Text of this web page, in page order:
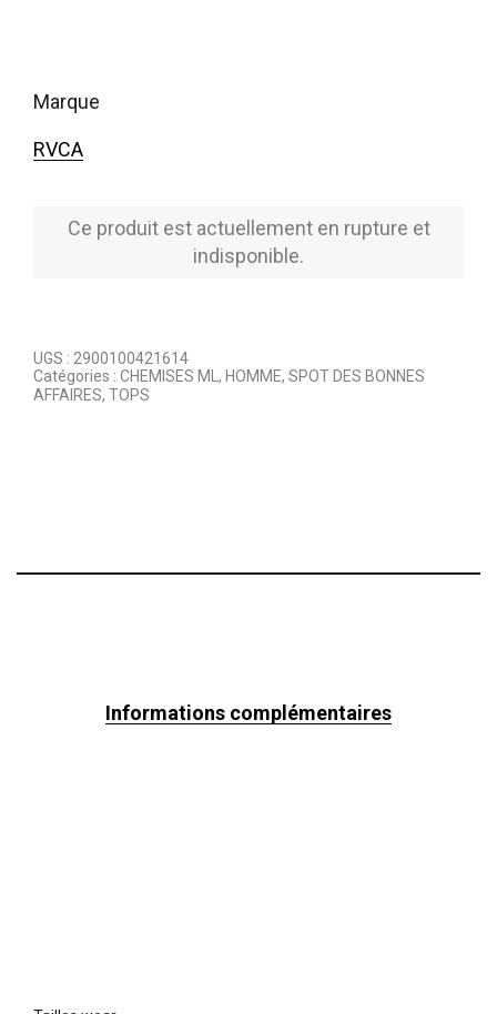
marque
RVCA
Ce produit est actuellement en rupture et
indisponible.
UGS : 2900100421614
Catégories : CHEMISES ML , HOMME, SPOT DES BONNES
AFFAIRES, TOPS
Informations complémentaires